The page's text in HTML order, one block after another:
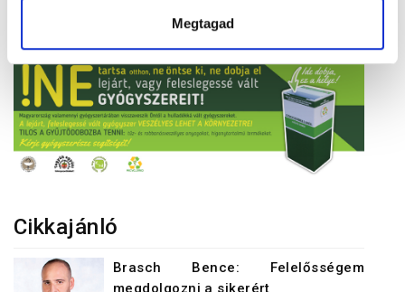
Megtagad
Cikkajánló
Brasch Bence: Felelősségem
megdolgozni a sikerért